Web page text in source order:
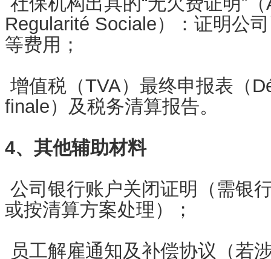
Regularité Sociale）：证明公
等费用；
增值税（TVA）最终申报表（
finale）及税务清算报告。
4、其他辅助材料
公司银行账户关闭证明（需银
或按清算方案处理）；
员工解雇通知及补偿协议（若